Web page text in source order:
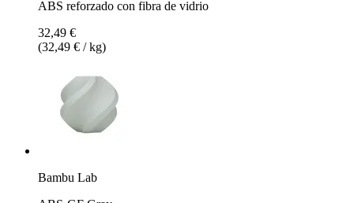
ABS reforzado con fibra de vidrio
32,49 €
(32,49 € / kg)
Bambu Lab